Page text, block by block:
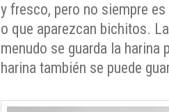
y fresco, pero no siempre
o que aparezcan bichitos.
menudo se guarda la harina
harina también se puede